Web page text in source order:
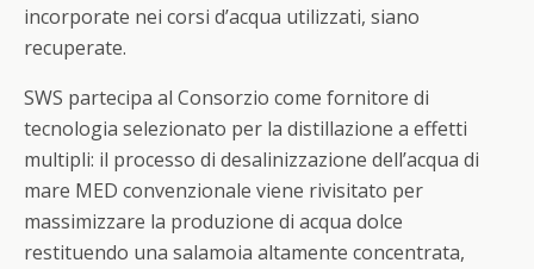
incorporate nei corsi d’acqua utilizzati, siano
recuperate.
SWS partecipa al Consorzio come fornitore di
tecnologia selezionato per la distillazione a effetti
multipli: il processo di desalinizzazione dell’acqua di
mare MED convenzionale viene rivisitato per
massimizzare la produzione di acqua dolce
restituendo una salamoia altamente concentrata,